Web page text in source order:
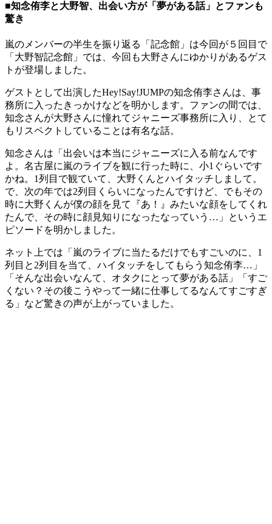
■知念侑李と大野智、出会い方が「夢がある話」とファンも
驚き
嵐のメンバーの半生を振り返る「記念館」は今回が５回目で
「大野智記念館」では、今回も大野さんにゆかりがあるゲス
トが登場しました。
ゲストとして出演したHey!Say!JUMPの知念侑李さんは、事
務所に入ったきっかけなどを明かします。ファンの間では、
知念さんが大野さんに憧れてジャニーズ事務所に入り、とて
もリスペクトしていることは有名な話。
知念さんは「出会いは本当にジャニーズに入る前なんです
よ。名古屋に嵐のライブを観に行った時に、小1ぐらいです
かね。1列目で観ていて、大野くんとハイタッチしまして。
で、次の年では2列目くらいになったんですけど、でもその
時に大野くんが僕の顔を見て『あ！』みたいな顔をしてくれ
たんで、その時に顔見知りになったなっていう…」というエ
ピソードを明かしました。
ネット上では「嵐のライブに当たるだけでもすごいのに、1
列目と2列目を当て、ハイタッチをしてもらう知念侑李…」
「そんな出会いなんて、オタクにとって夢がある話」「すご
くない？その後こうやって一緒に仕事してるなんてすごすぎ
る」など驚きの声が上がっていました。